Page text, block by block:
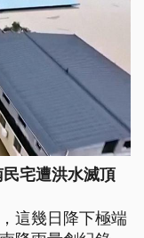
宅遭洪水滅頂
這幾日降下極端